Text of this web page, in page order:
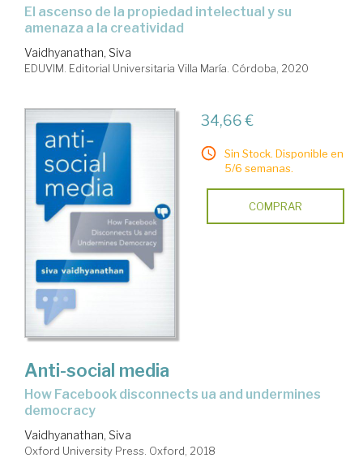
el ascenso de la propiedad intelectual y su
amenaza a la creatividad
Vaidhyanathan, Siva
EDUVIM. Editorial Universitaria Villa María. Córdoba, 2020
34,66 €
Sin Stock. Disponible en
5/6 semanas.
COMPRAR
Anti-social media
how Facebook disconnects ua and undermines
democracy
Vaidhyanathan, Siva
Oxford University Press. Oxford, 2018